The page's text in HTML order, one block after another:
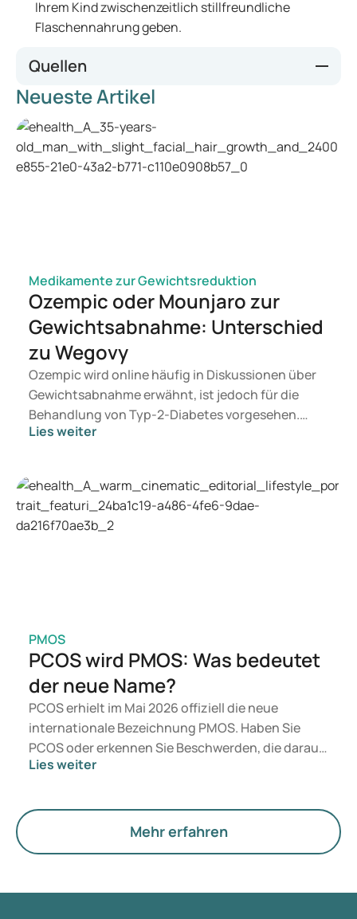
Ihrem Kind zwischenzeitlich stillfreundliche
Flaschennahrung geben.
Quellen
www.medela.de
www.stillen-und-tragen.de
Neueste Artikel
Medikamente zur Gewichtsreduktion
Ozempic oder Mounjaro zur
Gewichtsabnahme: Unterschied
zu Wegovy
Ozempic wird online häufig in Diskussionen über
Gewichtsabnahme erwähnt, ist jedoch für die
Behandlung von Typ-2-Diabetes vorgesehen.
Wenn Sie eine Therapie zur Gewichtskontrolle
Sie geeignet ist, entscheidet ein Arzt auf
Grundlage Ihrer Gesundheit, Ihres BMI und Ihres
Medikamentenkonsums.
Lies weiter
PMOS
PCOS wird PMOS: Was bedeutet
der neue Name?
PCOS erhielt im Mai 2026 offiziell die neue
internationale Bezeichnung PMOS. Haben Sie
PCOS oder erkennen Sie Beschwerden, die darauf
hindeuten könnten? Medizinisch ändert sich
mehr Gewicht auf Hormone, den Stoffwechsel und
die Funktion der Eierstöcke.
Lies weiter
Mehr erfahren